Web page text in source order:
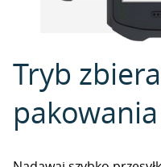
Tryb